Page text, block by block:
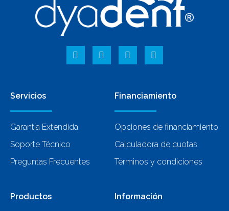
Servicios
Garantía Extendida
Soporte Técnico
Preguntas Frecuentes
Financiamiento
Opciones de financiamiento
Calculadora de cuotas
Términos y condiciones
Productos Información